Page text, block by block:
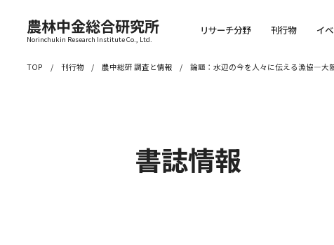
農林中金総合研究所
Norinchukin Research Institute Co., Ltd.
リサーチ分野 刊行物 イ
TOP 刊行物 農中総研 調査と情報 論題：水辺の今を人々に伝える漁協―大
書誌情報